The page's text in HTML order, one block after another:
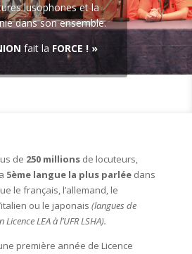
lusophones et la
dans son ensemble.
fait la FORCE ! »
de 250 millionsde locuteurs,
5ème langue la plus parléedans
le français, l’allemand, le
ou le japonais (langues de
LEA à l’UFR LSHA).
première année de Licence